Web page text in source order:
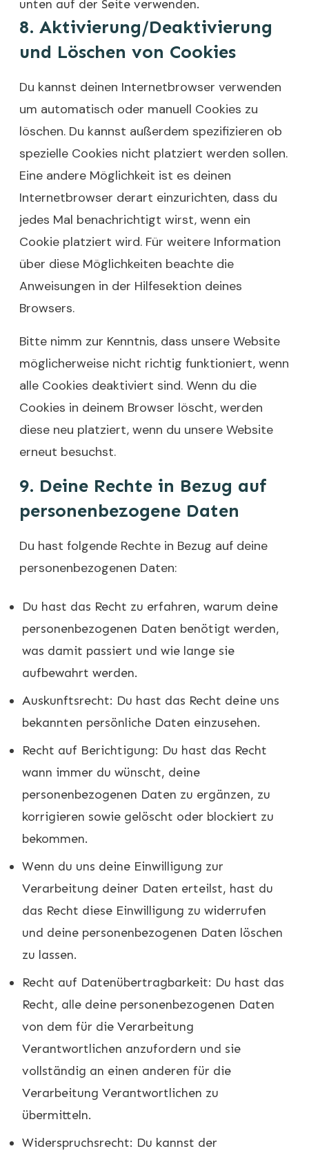
unten auf der Seite verwenden.
8. Aktivierung/Deaktivierung
und Löschen von Cookies
Du kannst deinen Internetbrowser verwenden
um automatisch oder manuell Cookies zu
löschen. Du kannst außerdem spezifizieren ob
spezielle Cookies nicht platziert werden sollen.
Eine andere Möglichkeit ist es deinen
Internetbrowser derart einzurichten, dass du
jedes Mal benachrichtigt wirst, wenn ein
Cookie platziert wird. Für weitere Information
über diese Möglichkeiten beachte die
Anweisungen in der Hilfesektion deines
Browsers.
Bitte nimm zur Kenntnis, dass unsere Website
möglicherweise nicht richtig funktioniert, wenn
alle Cookies deaktiviert sind. Wenn du die
Cookies in deinem Browser löscht, werden
diese neu platziert, wenn du unsere Website
erneut besuchst.
9. Deine Rechte in Bezug auf
personenbezogene Daten
Du hast folgende Rechte in Bezug auf deine
personenbezogenen Daten:
Du hast das Recht zu erfahren, warum deine
personenbezogenen Daten benötigt werden,
was damit passiert und wie lange sie
aufbewahrt werden.
Auskunftsrecht: Du hast das Recht deine uns
bekannten persönliche Daten einzusehen.
Recht auf Berichtigung: Du hast das Recht
wann immer du wünscht, deine
personenbezogenen Daten zu ergänzen, zu
korrigieren sowie gelöscht oder blockiert zu
bekommen.
Wenn du uns deine Einwilligung zur
Verarbeitung deiner Daten erteilst, hast du
das Recht diese Einwilligung zu widerrufen
und deine personenbezogenen Daten löschen
zu lassen.
Recht auf Datenübertragbarkeit: Du hast das
Recht, alle deine personenbezogenen Daten
von dem für die Verarbeitung
Verantwortlichen anzufordern und sie
vollständig an einen anderen für die
Verarbeitung Verantwortlichen zu
übermitteln.
Widerspruchsrecht: Du kannst der